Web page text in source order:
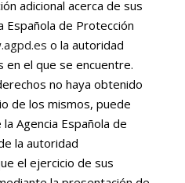
adicional acerca de sus
Española de Protección
o la autoridad
el que se encuentre.
no haya obtenido
de los mismos, puede
Agencia Española de
la autoridad
el ejercicio de sus